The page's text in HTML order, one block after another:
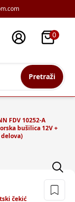
0
Pretraži
FDV 10252-A
bušilica 12V +
čekić